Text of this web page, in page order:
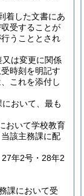
着した文書にあ
受することが
うこととされ
は変更に関係
時刻を明記す
これを添付し
おいて、最も
おいて学校教育
該主務課に配
年2号・28年2
課において受